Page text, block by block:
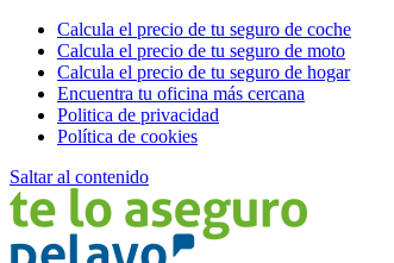
Calcula el precio de tu seguro de coche
Calcula el precio de tu seguro de moto
Calcula el precio de tu seguro de hogar
Encuentra tu oficina más cercana
Politica de privacidad
Política de cookies
Saltar al contenido